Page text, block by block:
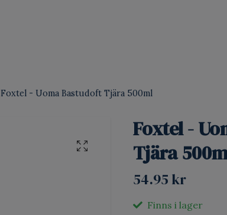
Foxtel - Uoma Bastudoft Tjära 500ml
Foxtel -
Tjära
54.95 kr
Finns i lager